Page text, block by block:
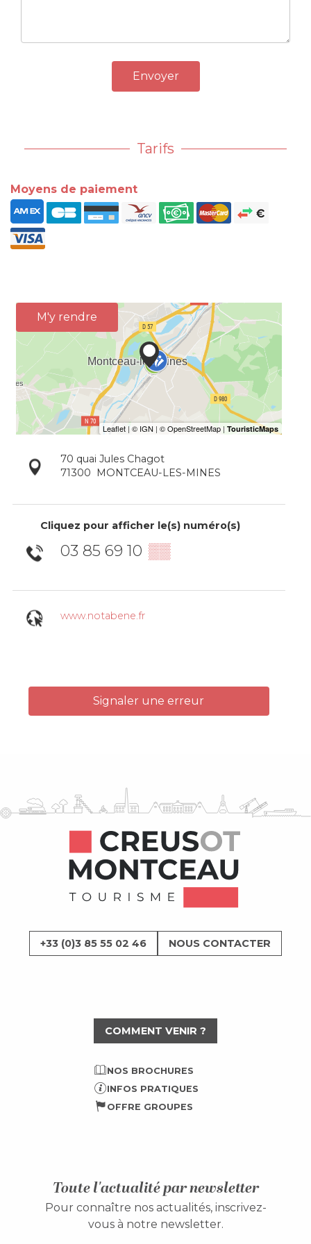
Envoyer
Tarifs
Moyens de paiement
M'y rendre
70 quai Jules Chagot
71300
MONTCEAU-LES-MINES
Cliquez pour afficher le(s) numéro(s)
03 85 69 10 ▒▒
www.notabene.fr
Signaler une erreur
COMMENT VENIR ?
NOS BROCHURES
INFOS PRATIQUES
OFFRE GROUPES
+33 (0)3 85 55 02 46 NOUS CONTACTER
Toute l'actualité par newsletter
Pour connaître nos actualités, inscrivez-
vous à notre newsletter.